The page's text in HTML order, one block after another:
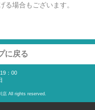
る場合もございます。
に戻る
：00
店 All rights reserved.